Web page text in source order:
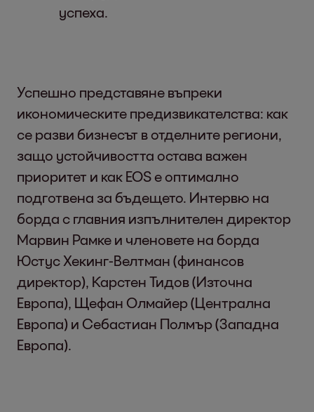
успеха.
Успешно представяне въпреки
икономическите предизвикателства: как
се разви бизнесът в отделните региони,
защо устойчивостта остава важен
приоритет и как EOS е оптимално
подготвена за бъдещето. Интервю на
борда с главния изпълнителен директор
Марвин Рамке и членовете на борда
Юстус Хекинг-Велтман (финансов
директор), Карстен Тидов (Източна
Европа), Щефан Олмайер (Централна
Европа) и Себастиан Полмър (Западна
Европа).